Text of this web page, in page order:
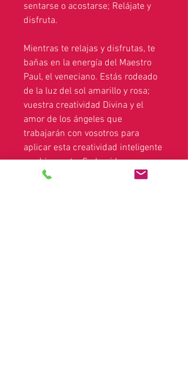
sentarse o acostarse; Relájate y
disfruta.
Mientras te relajas y disfrutas, te
bañas en la energía del Maestro
Paul, el veneciano. Estás rodeado
de la luz del sol amarillo y rosa;
vuestra creatividad Divina y el
amor de los ángeles que
trabajarán con vosotros para
aplicar esta creatividad inteligente
y sabiamente. Se le pide que
invoque al Maestro Paul para que